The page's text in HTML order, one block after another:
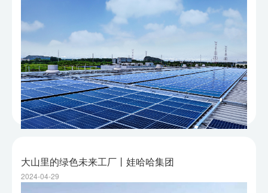
大山里的绿色未来工厂丨娃哈哈集团
2024-04-29